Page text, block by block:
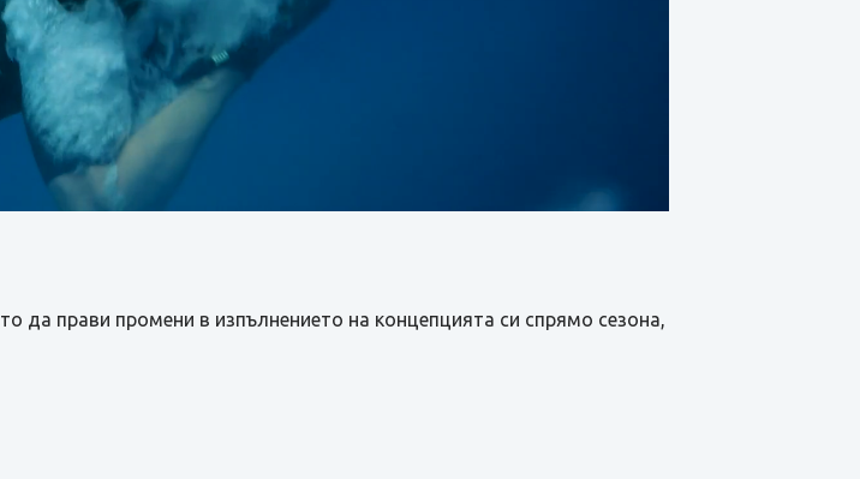
да прави промени в изпълнението на концепцията си спрямо сезона,